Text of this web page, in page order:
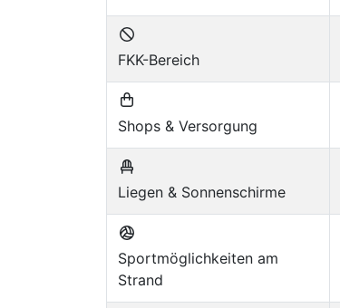
FKK-Bereich
Shops & Versorgung
Liegen & Sonnenschirme
Sportmöglichkeiten am
Strand